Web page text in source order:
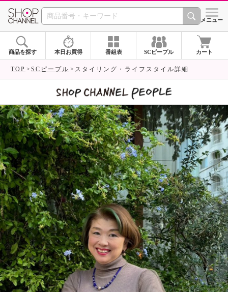
SHOP CHANNEL シメニュー
商品を探す 本日お買得 番組表 SCピープル カート
TOP SCピープル スタイリング・ライフスタイル詳細